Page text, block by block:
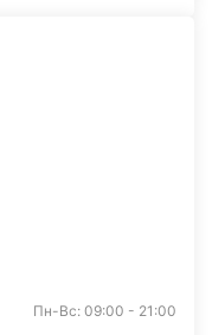
Пн-Вс: 09:00 - 21:00